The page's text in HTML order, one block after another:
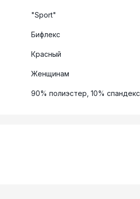
"Sport"
Бифлекс
Красный
Женщинам
90% полиэстер, 10% спандекс